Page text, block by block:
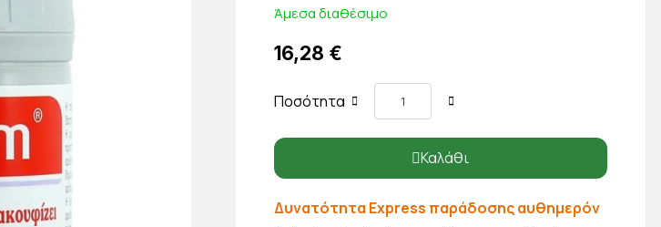
Άμεσα διαθέσιμο
16,28 €
Ποσότητα
Καλάθι
Δυνατότητα Express παράδοσης αυθημερόν